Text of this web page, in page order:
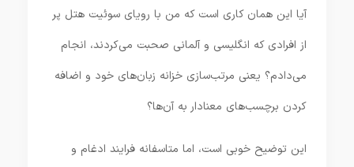
آیا این همان کاری است که من با رویای سوئیت هتل پر
از افرادی که انگلیسی و آلمانی صحبت می‌کردند، انجام
می‌دادم؟ یعنی مرتب‌سازی خزانه زبان‌های خود و اضافه
کردن برچسب‌های معنادار به آن‌ها؟
این توضیح خوبی است، اما متاسفانه فرایند ادغام و